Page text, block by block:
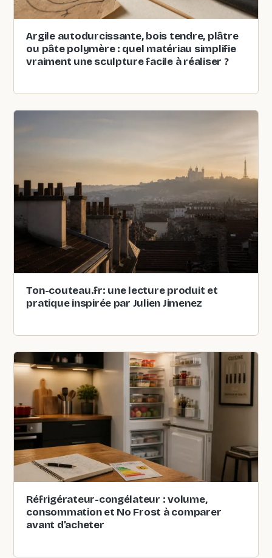
Argile autodurcissante, bois tendre, plâtre
ou pâte polymère : quel matériau simplifie
vraiment une sculpture facile à réaliser ?
Ton-couteau.fr: une lecture produit et
pratique inspirée par Julien Jimenez
Réfrigérateur-congélateur : volume,
consommation et No Frost à comparer
avant d’acheter